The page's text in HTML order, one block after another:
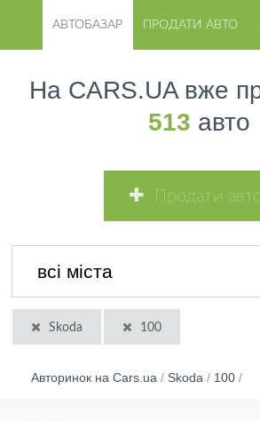
АВТОБАЗАР ПРОДАТИ АВТО
На CARS.UA вже
513 авто
Продати
Skoda 100
Авторинок на Cars.ua / Skoda / 100 /